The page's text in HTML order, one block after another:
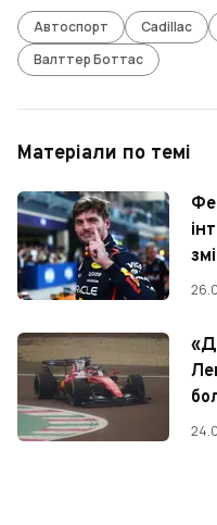
Автоспорт Cadillac
Валттер Боттас
Матеріали по темі